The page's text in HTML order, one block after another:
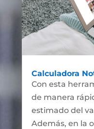
Calculadora
Con esta
de manera
estimado del
Además, en la